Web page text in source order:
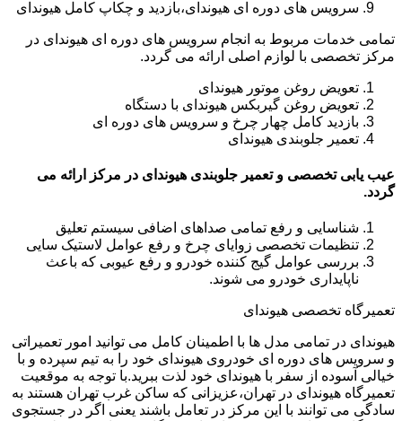
سرویس های دوره ای هیوندای،بازدید و چکاپ کامل هیوندای
تمامی خدمات مربوط به انجام سرویس های دوره ای هیوندای در
مرکز تخصصی با لوازم اصلی ارائه می گردد.
تعویض روغن موتور هیوندای
تعویض روغن گیربکس هیوندای با دستگاه
بازدید کامل چهار چرخ و سرویس های دوره ای
تعمیر جلوبندی هیوندای
عیب یابی تخصصی و تعمیر جلوبندی هیوندای در مرکز ارائه می
گردد.
شناسایی و رفع تمامی صداهای اضافی سیستم تعلیق
تنظیمات تخصصی زوایای چرخ و رفع عوامل لاستیک سایی
بررسی عوامل گیج کننده خودرو و رفع عیوبی که باعث
ناپایداری خودرو می شوند.
تعمیرگاه تخصصی هیوندای
هیوندای در تمامی مدل ها با اطمینان کامل می توانید امور تعمیراتی
و سرویس های دوره ای خودروی هیوندای خود را به تیم سپرده و با
خیالی آسوده از سفر با هیوندای خود لذت ببرید.با توجه به موقعیت
تعمیرگاه هیوندای در تهران،عزیزانی که ساکن غرب تهران هستند به
سادگی می توانند با این مرکز در تعامل باشند یعنی اگر در جستجوی